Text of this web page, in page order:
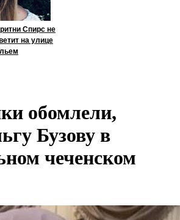
Спирс не
на улице
обомлели,
Бузову в
чеченском